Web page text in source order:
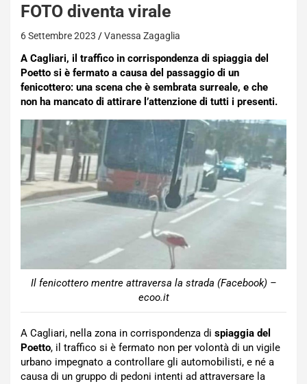
FOTO diventa virale
6 Settembre 2023 Vanessa Zagaglia
A Cagliari, il traffico in corrispondenza di spiaggia del
Poetto si è fermato a causa del passaggio di un
fenicottero: una scena che è sembrata surreale, e che
non ha mancato di attirare l’attenzione di tutti i presenti.
Il fenicottero mentre attraversa la strada (Facebook) –
ecoo.it
A Cagliari, nella zona in corrispondenza di spiaggia del
Poetto, il traffico si è fermato non per volontà di un vigile
urbano impegnato a controllare gli automobilisti, e né a
causa di un gruppo di pedoni intenti ad attraversare la